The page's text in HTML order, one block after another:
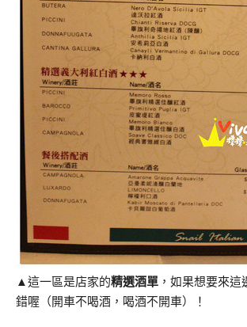
▲這一區是店家的精選酒單 ，如果想要來
錯喔（開車不喝酒，喝酒不開車）！